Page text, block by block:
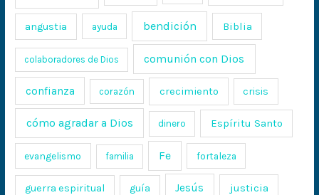
angustia ayuda bendición Biblia
colaboradores de Dios comunión con Dios
confianza corazón crecimiento crisis
cómo agradar a Dios dinero Espíritu Santo
evangelismo familia Fe fortaleza
guerra espiritual guía Jesús justicia